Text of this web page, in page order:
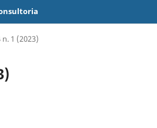
n. 1 (2023)